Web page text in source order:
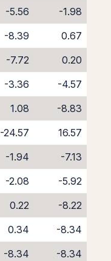
-5.56
-1.98
-8.39
0.67
-7.72
0.20
-3.36
-4.57
1.08
-8.83
-24.57
16.57
-1.94
-7.13
-2.08
-5.92
0.22
-8.22
0.34
-8.34
-8.34 -8.34